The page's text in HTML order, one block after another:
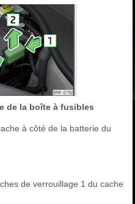
de la boîte à fusibles
à côté de la batterie du
de verrouillage 1 du cache